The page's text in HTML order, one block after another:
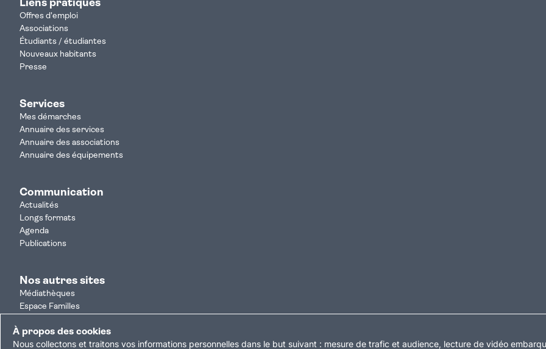
À propos des cookies
Nous collectons et traitons vos informations personnelles dans le but suivant : mesure de trafic et audience, lecture de vidéo
Liens pratiques
Offres d'emploi
Associations
Étudiants / étudiantes
Nouveaux habitants
Presse
Services
Mes démarches
Annuaire des services
Annuaire des associations
Annuaire des équipements
Communication
Actualités
Longs formats
Agenda
Publications
Nos autres sites
Médiathèques
Espace Familles
Autorisation d'urbanisme
Résultats électoraux